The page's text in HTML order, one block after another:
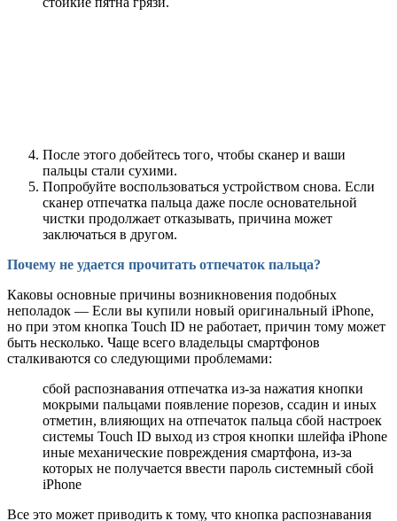
После этого добейтесь того, чтобы сканер и ваши
пальцы стали сухими.
Попробуйте воспользоваться устройством снова. Если
сканер отпечатка пальца даже после основательной
чистки продолжает отказывать, причина может
заключаться в другом.
Почему не удается прочитать отпечаток пальца?
Каковы основные причины возникновения подобных
неполадок — Если вы купили новый оригинальный iPhone,
но при этом кнопка Touch ID не работает, причин тому может
быть несколько. Чаще всего владельцы смартфонов
сталкиваются со следующими проблемами:
сбой распознавания отпечатка из-за нажатия кнопки
мокрыми пальцами появление порезов, ссадин и иных
отметин, влияющих на отпечаток пальца сбой настроек
системы Touch ID выход из строя кнопки шлейфа iPhone
иные механические повреждения смартфона, из-за
которых не получается ввести пароль системный сбой
iPhone
Все это может приводить к тому, что кнопка распознавания